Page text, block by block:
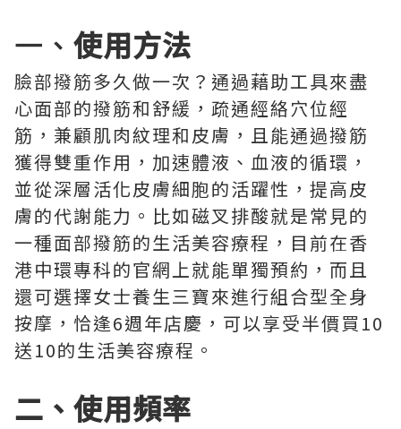
一、 使用方法
臉部撥筋多久做一次？通過藉助工具來盡
心面部的撥筋和舒緩，疏通經絡穴位經
筋，兼顧肌肉紋理和皮膚，且能通過撥筋
獲得雙重作用，加速體液、血液的循環，
並從深層活化皮膚細胞的活躍性，提高皮
膚的代謝能力。比如磁叉排酸就是常見的
一種面部撥筋的生活美容療程，目前在香
港中環專科的官網上就能單獨預約，而且
還可選擇女士養生三寶來進行組合型全身
按摩，恰逢6週年店慶，可以享受半價買10
送10的生活美容療程。
二、使用頻率